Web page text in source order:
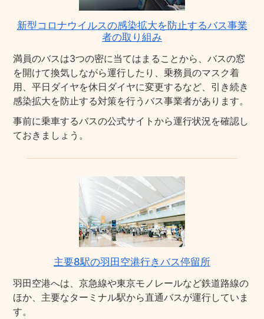
新型コロナウイルスの感染拡大を防止するバス事業
者の取り組み
満員のバスは3つの密に当てはまることから、バスの窓
を開けて換気しながら運行したり、乗務員のマスク着
用、平日ダイヤを休日ダイヤに変更するなど、引き続き
感染拡大を防止する対策を行うバス事業者があります。
事前に乗車するバスの公式サイトから運行状況を確認し
ておきましょう。
主要8駅の羽田空港行きバス停留所
羽田空港へは、京急線や東京モノレールなど鉄道路線の
ほか、主要なターミナル駅から直通バスが運行していま
す。